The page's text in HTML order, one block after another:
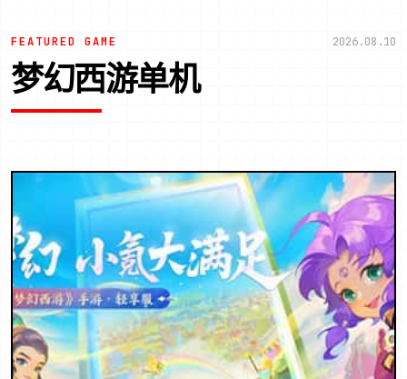
FEATURED GAME 2026.08.10
梦幻西游单机